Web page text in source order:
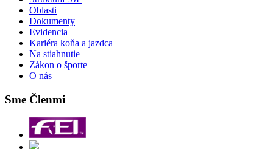
Oblasti
Dokumenty
Evidencia
Kariéra koňa a jazdca
Na stiahnutie
Zákon o športe
O nás
Sme Členmi